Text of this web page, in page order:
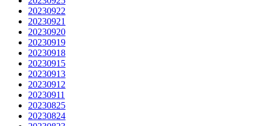
20230922
20230921
20230920
20230919
20230918
20230915
20230913
20230912
20230911
20230825
20230824